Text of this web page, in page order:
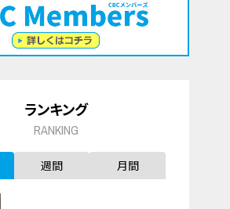
ランキング
RANKING
週間 月間